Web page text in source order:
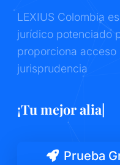
LEXIUS Colombia
jurídico potenciado
proporciona
jurisprudencia
¡Te|
Prueba